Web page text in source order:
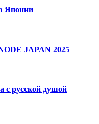
Японии
JAPAN 2025
с русской душой